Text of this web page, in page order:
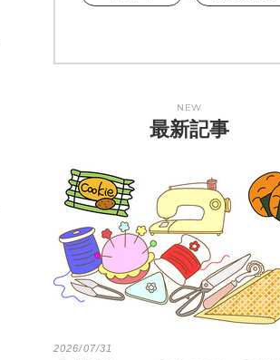
NEW
最新記事
2026/07/31